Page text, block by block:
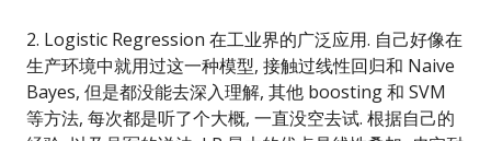
2. Logistic Regression 在工业界的广泛应用. 自己好像在
生产环境中就用过这一种模型, 接触过线性回归和 Naive
Bayes, 但是都没能去深入理解, 其他 boosting 和 SVM
等方法, 每次都是听了个大概, 一直没空去试. 根据自己的